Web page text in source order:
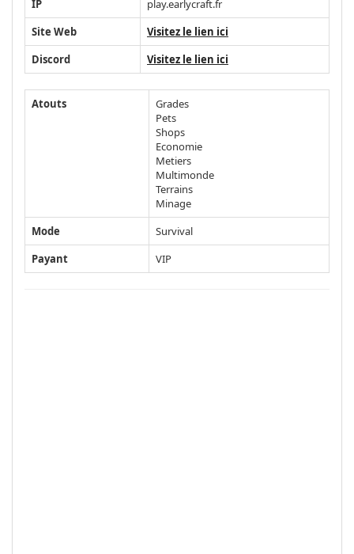
IP
play.earlycraft.fr
Site Web
Visitez le lien ici
Discord
Visitez le lien ici
Atouts
Grades
Pets
Shops
Economie
Metiers
Multimonde
Terrains
Minage
Mode
Survival
Payant
VIP